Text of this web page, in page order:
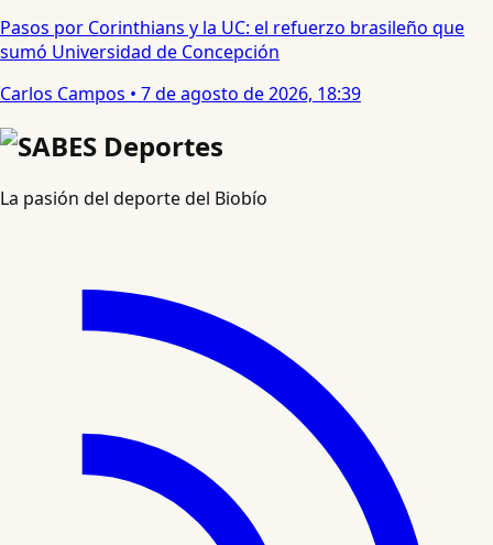
Pasos por Corinthians y la UC: el refuerzo brasileño que
sumó Universidad de Concepción
Carlos Campos • 7 de agosto de 2026, 18:39
La pasión del deporte del Biobío